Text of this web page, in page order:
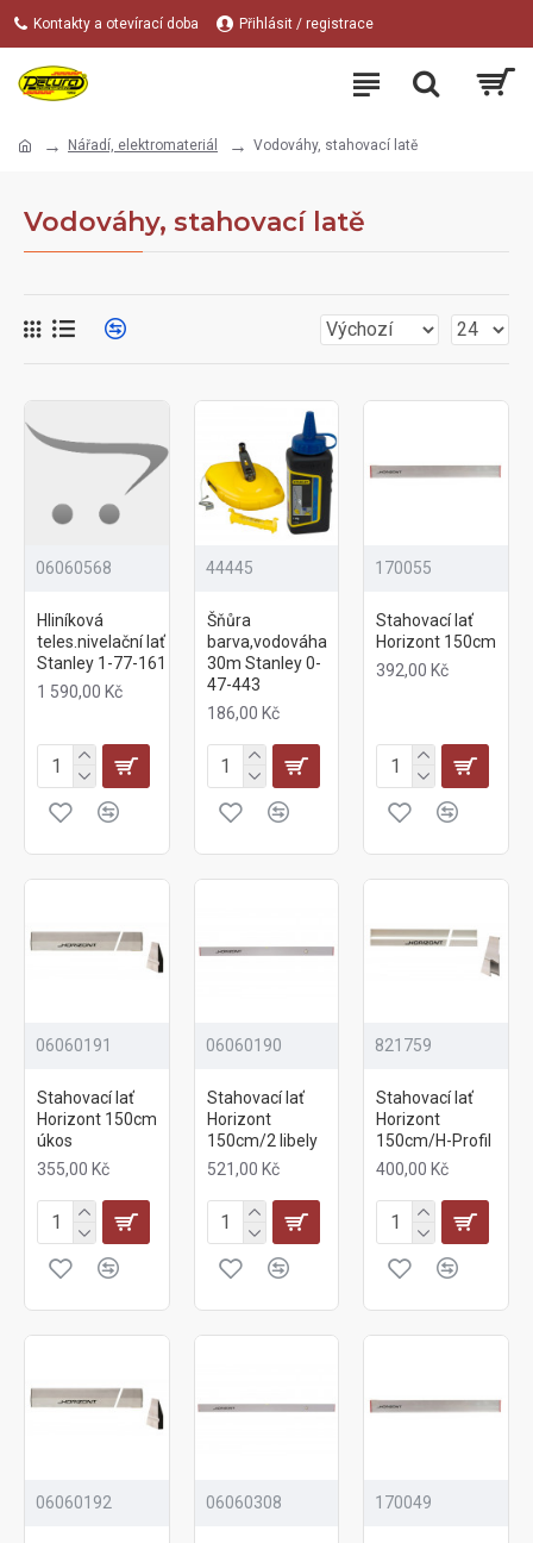
Kontakty a otevírací doba Přihlásit / registrace
Nářadí, elektromateriál Vodováhy, stahovací latě
Vodováhy, stahovací latě
06060568
Hliníková
teles.nivelační lať
Stanley 1-77-161
1 590,00 Kč
44445
Šňůra
barva,vodováha
30m Stanley 0-
47-443
186,00 Kč
170055
Stahovací lať
Horizont 150cm
392,00 Kč
06060191
Stahovací lať
Horizont 150cm
úkos
355,00 Kč
06060190
Stahovací lať
Horizont
150cm/2 libely
521,00 Kč
821759
Stahovací lať
Horizont
150cm/H-Profil
400,00 Kč
06060192 06060308 170049